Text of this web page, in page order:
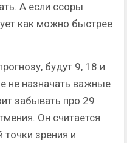
А если ссоры
как можно быстрее
будут 9, 18 и
не назначать важные
забывать про 29
Он считается
точки зрения и